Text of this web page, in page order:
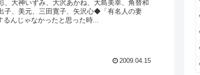
、大神いずみ、大沢あかね、大島美幸、角替和
子、美元、三田寛子、矢沢心◆「有名人の妻
んじゃなかったと思った時...
2009.04.15